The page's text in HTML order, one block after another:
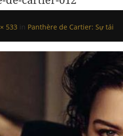
533 in Panthère de Cartier: Sự tái